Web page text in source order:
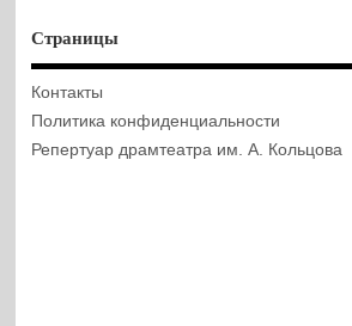
Страницы
Контакты
Политика конфиденциальности
Репертуар драмтеатра им. А. Кольцова